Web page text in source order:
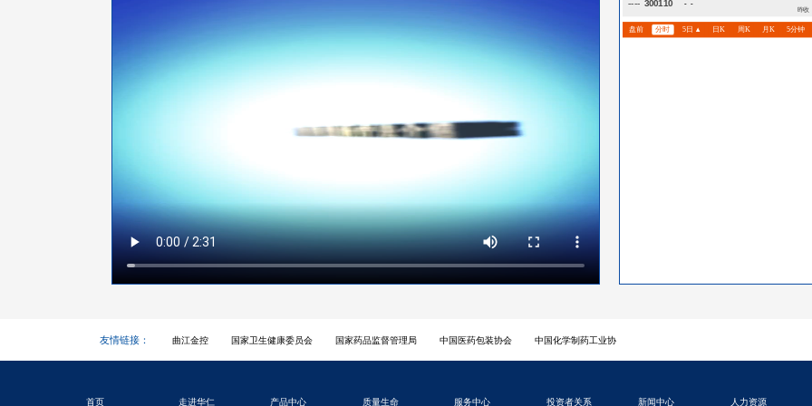
友情链接： 曲江金控 国家卫生健康委员会 国家药品监督管理局 中国医药包装协会 中国化学制药工业协
首页 走进华仁 产品中心 质量生命 服务中心 投资者关系 新闻中心 人力资源